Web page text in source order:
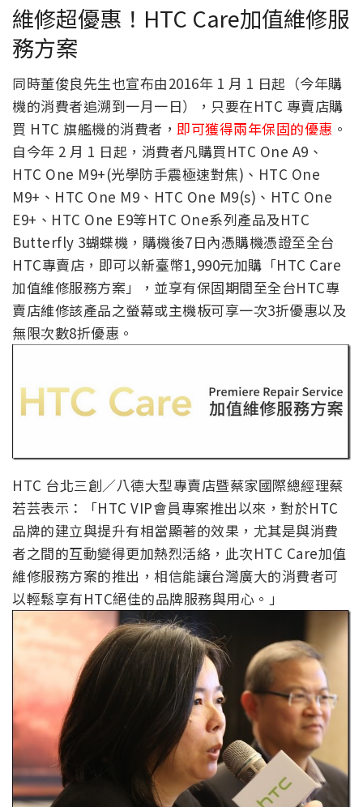
維修超優惠！HTC Care加值維修服
務方案
同時董俊良先生也宣布由2016年 1 月 1 日起（今年購
機的消費者追溯到一月一日），只要在HTC 專賣店購
買 HTC 旗艦機的消費者， 即可獲得兩年保固的優惠 。
自今年 2 月 1 日起，消費者凡購買HTC One A9、
HTC One M9+(光學防手震極速對焦)、HTC One
M9+、HTC One M9、HTC One M9(s)、HTC One
E9+、HTC One E9等HTC One系列產品及HTC
Butterfly 3蝴蝶機，購機後7日內憑購機憑證至全台
HTC專賣店，即可以新臺幣1,990元加購「HTC Care
加值維修服務方案」，並享有保固期間至全台HTC專
賣店維修該產品之螢幕或主機板可享一次3折優惠以及
無限次數8折優惠。
HTC 台北三創／八德大型專賣店暨蔡家國際總經理蔡
若芸表示：「HTC VIP會員專案推出以來，對於HTC
品牌的建立與提升有相當顯著的效果，尤其是與消費
者之間的互動變得更加熱烈活絡，此次HTC Care加值
維修服務方案的推出，相信能讓台灣廣大的消費者可
以輕鬆享有HTC絕佳的品牌服務與用心。」